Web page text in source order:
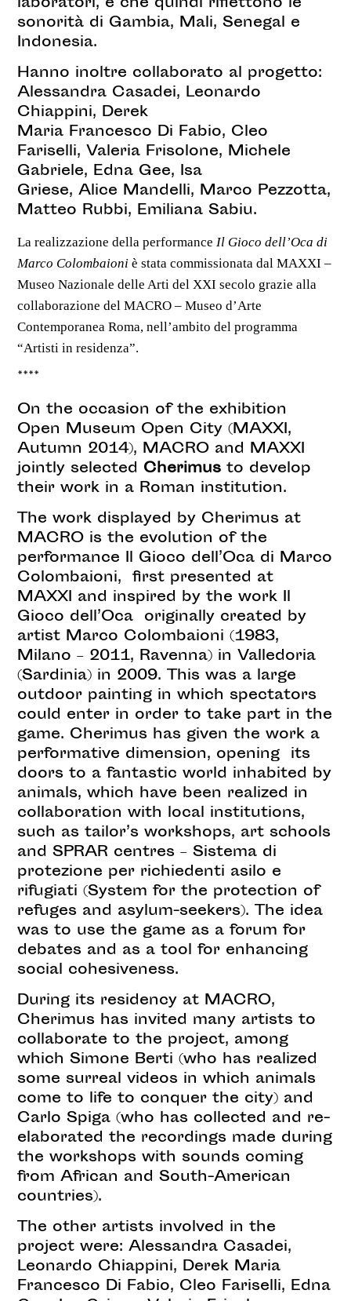
sonorità di Gambia, Mali, Senegal e
Indonesia.
Hanno inoltre collaborato al progetto:
Alessandra Casadei, Leonardo
Chiappini, Derek
Maria Francesco Di Fabio, Cleo
Fariselli, Valeria Frisolone, Michele
Gabriele, Edna Gee, Isa
Griese, Alice Mandelli, Marco Pezzotta,
Matteo Rubbi, Emiliana Sabiu.
La realizzazione della performanceIl Gioco dell’Oca di
Marco Colombaioni è stata commissionata dal MAXXI –
Museo Nazionale delle Arti del XXI secolo grazie alla
collaborazione del MACRO – Museo d’Arte
Contemporanea Roma, nell’ambito del programma
“Artisti in residenza”.
****
On the occasion of the exhibition
Open Museum Open City (MAXXI,
Autumn 2014), MACRO and MAXXI
jointly selected Cherimus to develop
their work in a Roman institution.
The work displayed by Cherimus at
MACRO is the evolution of the
performance Il Gioco dell’Oca di Marco
Colombaioni, first presented at
MAXXI and inspired by the work Il
Gioco dell’Oca originally created by
artist Marco Colombaioni (1983,
Milano – 2011, Ravenna) in Valledoria
(Sardinia) in 2009. This was a large
outdoor painting in which spectators
could enter in order to take part in the
game. Cherimus has given the work a
performative dimension, opening its
doors to a fantastic world inhabited by
animals, which have been realized in
collaboration with local institutions,
such as tailor’s workshops, art schools
and SPRAR centres – Sistema di
protezione per richiedenti asilo e
rifugiati (System for the protection of
refuges and asylum-seekers). The idea
was to use the game as a forum for
debates and as a tool for enhancing
social cohesiveness.
During its residency at MACRO,
Cherimus has invited many artists to
collaborate to the project, among
which Simone Berti (who has realized
some surreal videos in which animals
come to life to conquer the city) and
Carlo Spiga (who has collected and re-
elaborated the recordings made during
the workshops with sounds coming
from African and South-American
countries).
The other artists involved in the
project were: Alessandra Casadei,
Leonardo Chiappini, Derek Maria
Francesco Di Fabio, Cleo Fariselli, Edna